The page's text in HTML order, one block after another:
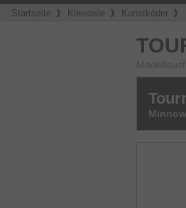
Startseite Kleinteile Kunstköder